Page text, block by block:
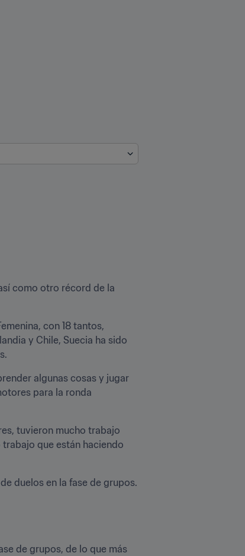
como otro récord de la
con 18 tantos,
y Chile, Suecia ha sido
algunas cosas y jugar
para la ronda
tuvieron mucho trabajo
que están haciendo
duelos en la fase de grupos.
de grupos, de lo que más